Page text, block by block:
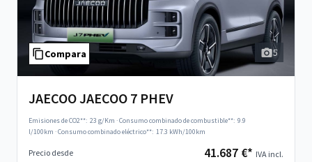
Compara 5
JAECOO JAECOO 7 PHEV
Emisiones de CO2**: 23 g/Km ·Consumo combinado de combustible**: 9.9
l/100km ·Consumo combinado eléctrico**: 17.3 kWh/100km
Precio desde 41.687 €* IVA incl.